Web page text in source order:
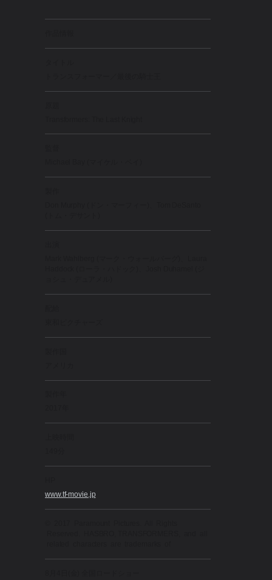
www.tf-movie.jp